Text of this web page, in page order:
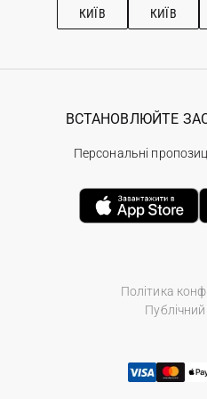
КИЇВ КИЇВ
Політика
ВСТАНОВЛЮЙТЕ
Персональні